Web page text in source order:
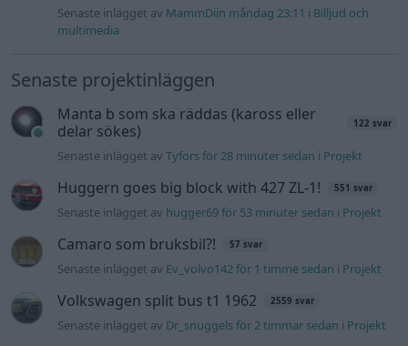
Senaste inlägget av MammDiin måndag 23:11 i Billjud och
multimedia
Senaste projektinläggen
Manta b som ska räddas (kaross eller
delar sökes)
122 svar
Senaste inlägget avTyfors för 28 minuter sedan i Projekt
Huggern goes big block with 427 ZL-1! 551 svar
Senaste inlägget av hugger69 för 53 minuter sedan i Projekt
Camaro som bruksbil?! 57 svar
Senaste inlägget av Ev_volvo142 för 1 timme sedan i Projekt
Volkswagen split bus t1 1962 2559 svar
Senaste inlägget av Dr_snuggels för 2 timmar sedan i Projekt